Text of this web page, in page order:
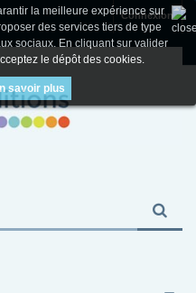
Connexion
la meilleure expérience sur
des services tiers de type
sociaux. En cliquant sur valider
le dépôt des cookies.
savoir plus